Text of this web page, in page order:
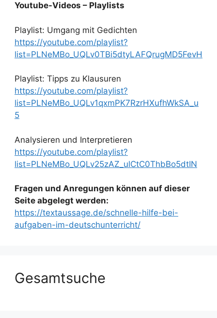
Youtube-Videos – Playlists
Playlist: Umgang mit Gedichten
https://youtube.com/playlist?
list=PLNeMBo_UQLv0TBi5dtyLAFQrugMD5FevH
Playlist: Tipps zu Klausuren
https://youtube.com/playlist?
list=PLNeMBo_UQLv1qxmPK7RzrHXufhWkSA_u
5
Analysieren und Interpretieren
https://youtube.com/playlist?
list=PLNeMBo_UQLv25zAZ_ulCtC0ThbBo5dtIN
Fragen und Anregungen können auf dieser
Seite abgelegt werden:
https://textaussage.de/schnelle-hilfe-bei-
aufgaben-im-deutschunterricht/
Gesamtsuche